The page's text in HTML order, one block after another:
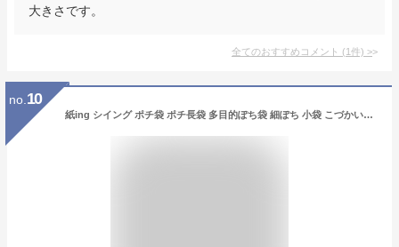
大きさです。
全てのおすすめコメント (1件) >
no. 10
紙ing シイング ポチ袋 ポチ長袋 多目的ぽち袋 細ぽち 小袋 こづかい袋 気持ち お祝い お礼 感謝 チップイン ママにはなしょ お小遣い おだちん 封筒 ダジャレ (チップイン)